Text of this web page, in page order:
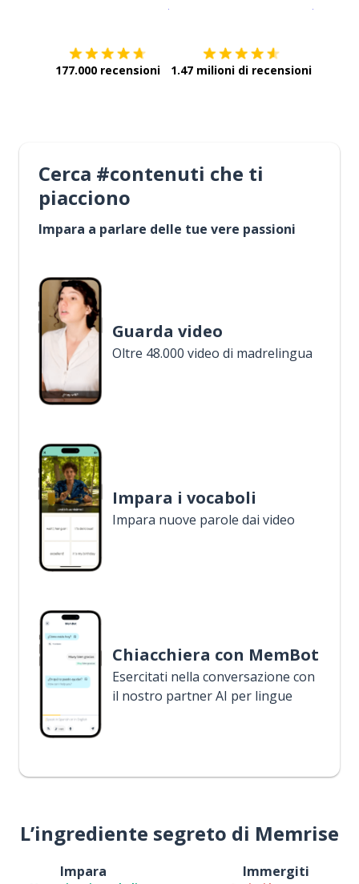
177.000 recensioni 1.47 milioni di recensioni
Cerca #contenuti che ti
piacciono
Impara a parlare delle tue vere passioni
Guarda video
Oltre 48.000 video di madrelingua
Impara i vocaboli
Impara nuove parole dai video
Chiacchiera con MemBot
Esercitati nella conversazione con
il nostro partner AI per lingue
L’ingrediente segreto di Memrise
Impara Immergiti